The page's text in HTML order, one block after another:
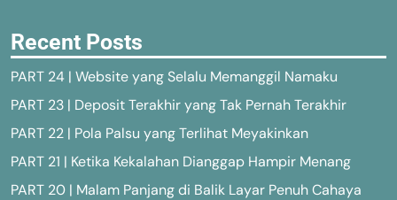
Recent Posts
PART 24 | Website yang Selalu Memanggil Namaku
PART 23 | Deposit Terakhir yang Tak Pernah Terakhir
PART 22 | Pola Palsu yang Terlihat Meyakinkan
PART 21 | Ketika Kekalahan Dianggap Hampir Menang
PART 20 | Malam Panjang di Balik Layar Penuh Cahaya